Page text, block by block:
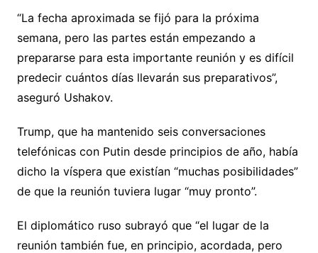
“La fecha aproximada se fijó para la próxima
semana, pero las partes están empezando a
prepararse para esta importante reunión y es difícil
predecir cuántos días llevarán sus preparativos”,
aseguró Ushakov.
Trump, que ha mantenido seis conversaciones
telefónicas con Putin desde principios de año, había
dicho la víspera que existían “muchas posibilidades”
de que la reunión tuviera lugar “muy pronto”.
El diplomático ruso subrayó que “el lugar de la
reunión también fue, en principio, acordada, pero